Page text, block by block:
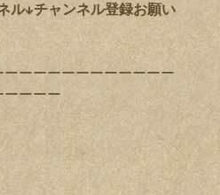
ル↓チャンネル登録お願い
ーーーーーーーーーーー
ーーー